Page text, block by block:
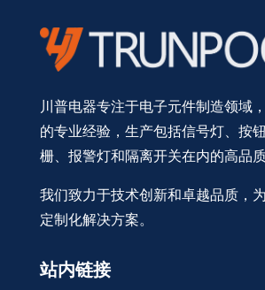
川普电器专注于电子元件制造领域
的专业经验，生产包括信号灯、按
栅、报警灯和隔离开关在内的高品质
我们致力于技术创新和卓越品质，
定制化解决方案。
站内链接